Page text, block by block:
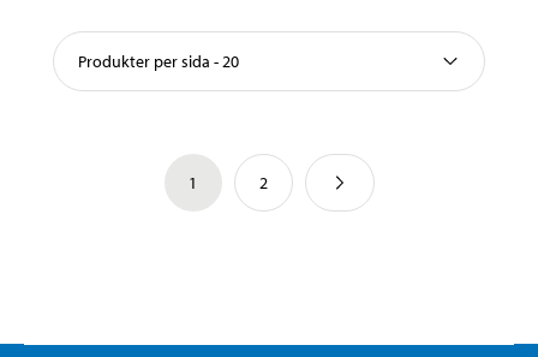
Produkter per sida - 20
1 2